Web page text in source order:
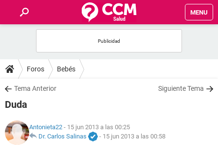
MENU
FOROS
SALUD
NUTRICIÓN
Foros Bebés
Tema Anterior Siguiente Tema
Duda
Antonieta22 - 15 jun 2013 a las 00:25
Dr. Carlos Salinas
- 15 jun 2013 a las 00:58